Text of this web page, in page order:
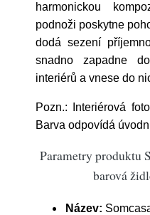
harmonickou
podnoži poskytne
dodá sezení
snadno zapadne
interiérů a vnese do
Pozn.: Interiérová
Barva odpovídá
Parametry produktu
barová
Název: